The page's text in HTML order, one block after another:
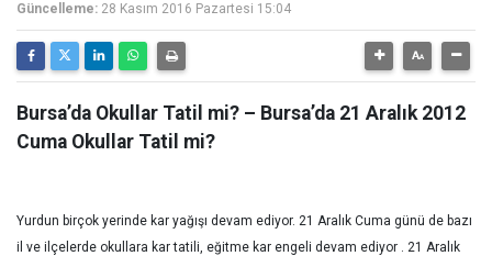
Güncelleme: 28 Kasım 2016 Pazartesi 15:04
Bursa’da Okullar Tatil mi? – Bursa’da 21 Aralık 2012
Cuma Okullar Tatil mi?
Yurdun birçok yerinde kar yağışı devam ediyor. 21 Aralık Cuma günü de bazı
il ve ilçelerde okullara kar tatili, eğitme kar engeli devam ediyor . 21 Aralık